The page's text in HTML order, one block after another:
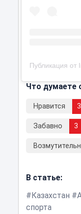
Что думаете
Нравится 3
Забавно 3
В статье:
Казахстан
спорта